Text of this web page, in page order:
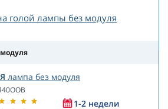
голой лампы без модуля
лампа без модуля
1-2 недели